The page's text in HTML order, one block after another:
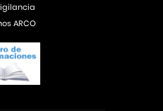
ARCO